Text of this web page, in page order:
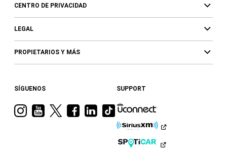
CENTRO DE PRIVACIDAD
LEGAL
PROPIETARIOS Y MÁS
SÍGUENOS
VisitaVisitaVisitaVisitaVisita
Ram
Visita
a
Ram
en
SUPPORT